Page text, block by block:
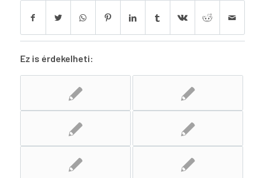
Ez is érdekelheti: